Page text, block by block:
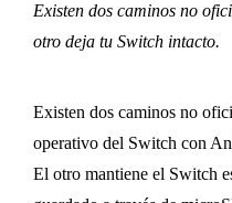
Existen dos caminos no
otro deja tu Switch intacto.
Existen dos caminos no
operativo del Switch con
El otro mantiene el Switch